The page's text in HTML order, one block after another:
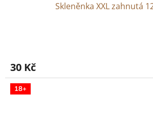
Skleněnka XXL zahnutá
30 Kč
18+